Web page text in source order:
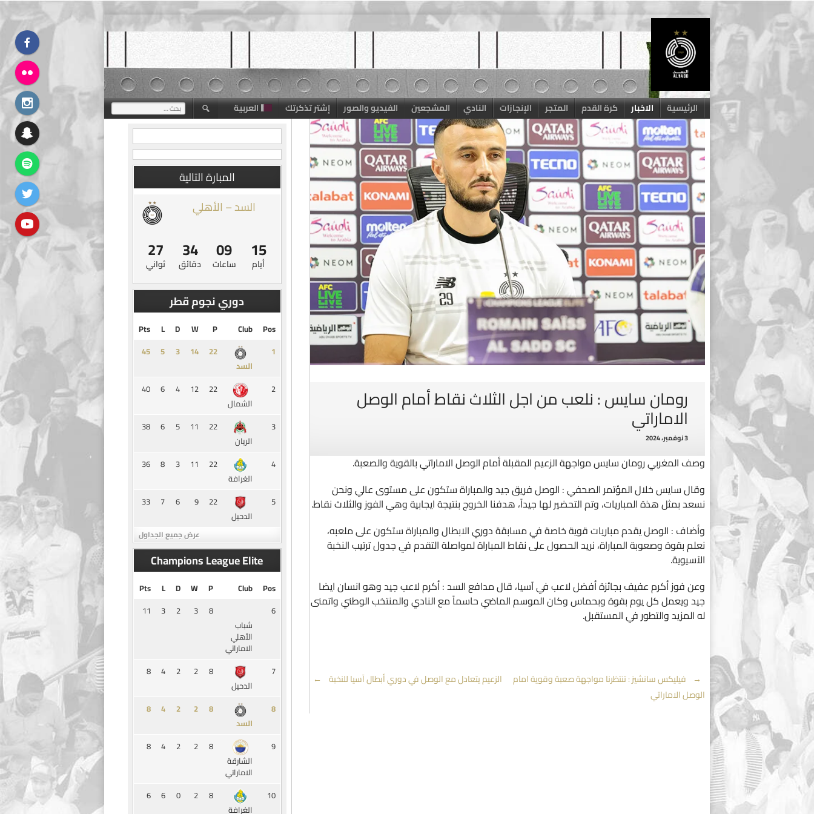
Skip
content
الرئيسية الاخبار كرة القدم المتجر الإنجازات النادي المشجعين الفيديو والصور إشتر تذكرتك العربية البحث
عن:
رومان سايس : نلعب من اجل الثلاث نقاط أمام الوصل
الاماراتي
3 نوفمبر، 2024
وصف المغربي رومان سايس مواجهة الزعيم المقبلة أمام الوصل الاماراتي بالقوية والصعبة.
وقال سايس خلال المؤتمر الصحفي : الوصل فريق جيد والمباراة ستكون على مستوى عالي ونحن
نسعد بمثل هذة المباريات، وتم التحضير لها جيداً، هدفنا الخروج بنتيجة ايجابية وهي الفوز والثلاث نقاط.
وأضاف : الوصل يقدم مباريات قوية خاصة في مسابقة دوري الابطال والمباراة ستكون على ملعبه،
نعلم بقوة وصعوبة المباراة، نريد الحصول على نقاط المباراة لمواصلة التقدم في جدول ترتيب النخبة
الآسيوية.
وعن فوز أكرم عفيف بجائزة أفضل لاعب في آسيا، قال مدافع السد : أكرم لاعب جيد وهو انسان ايضا
جيد ويعمل كل يوم بقوة وبحماس وكان الموسم الماضي حاسماً مع النادي والمنتخب الوطني واتمنى
له المزيد والتطور في المستقبل.
Post
← فيليكس سانشيز : تنتظرنا مواجهة صعبة وقوية امام
الوصل الاماراتي
الزعيم يتعادل مع الوصل في دوري أبطال آسيا للنخبة →
المبارة التالية
السد – الأهلي
15
أيام
09
ساعات
34
دقائق
27
ثواني
دوري نجوم قطر
Pos
Club
P
W
D
L
Pts
1
السد
‏22
14
3
5
45
2
الشمال
22
12
4
6
40
3
الريان
22
11
5
6
38
4
الغرافة
22
11
3
8
36
5
الدحيل
22
9
6
7
33
عرض جميع الجداول
Champions League Elite
Pos
Club
P
W
D
L
Pts
6
شباب
الأهلي
الاماراتي
8
3
2
3
11
7
الدحيل
8
2
2
4
8
8
السد
8
2
2
4
8
9
الشارقة
الاماراتي
8
2
2
4
8
10
الغرافة
8
2
0
6
6